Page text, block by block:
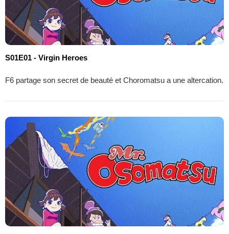
S01E01 - Virgin Heroes
F6 partage son secret de beauté et Choromatsu a une altercation.